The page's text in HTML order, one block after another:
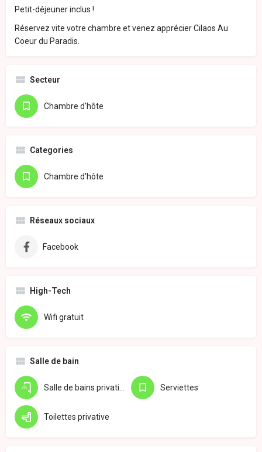
Petit-déjeuner inclus !
Réservez vite votre chambre et venez apprécier Cilaos Au
Coeur du Paradis.
Secteur
Chambre d'hôte
Categories
Chambre d'hôte
Réseaux sociaux
Facebook
High-Tech
Wifi gratuit
Salle de bain
Salle de bains privative Serviettes
Toilettes privative